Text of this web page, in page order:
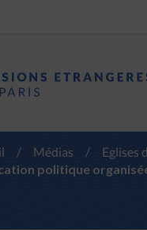
/ Médias / Eglises
politique